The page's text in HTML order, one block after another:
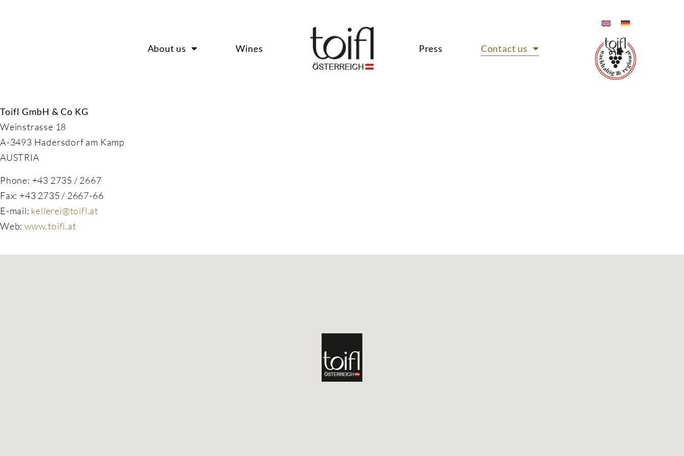
About us Wines Press Contact us
Toifl GmbH & Co KG
Weinstrasse 18
A-3493 Hadersdorf am Kamp
AUSTRIA
Phone: +43 2735 / 2667
Fax: +43 2735 / 2667-66
E-mail: kellerei@toifl.at
Web: www.toifl.at